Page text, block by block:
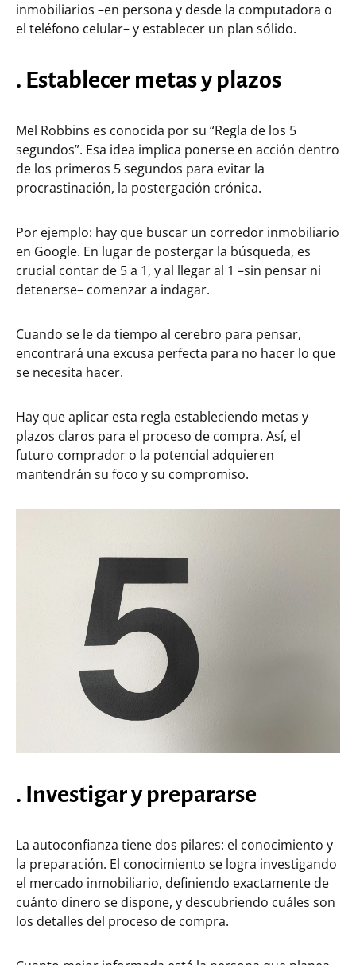
inmobiliarios –en persona y desde la computadora o
el teléfono celular– y establecer un plan sólido.
. Establecer metas y plazos
Mel Robbins es conocida por su “Regla de los 5
segundos”. Esa idea implica ponerse en acción dentro
de los primeros 5 segundos para evitar la
procrastinación, la postergación crónica.
Por ejemplo: hay que buscar un corredor inmobiliario
en Google. En lugar de postergar la búsqueda, es
crucial contar de 5 a 1, y al llegar al 1 –sin pensar ni
detenerse– comenzar a indagar.
Cuando se le da tiempo al cerebro para pensar,
encontrará una excusa perfecta para no hacer lo que
se necesita hacer.
Hay que aplicar esta regla estableciendo metas y
plazos claros para el proceso de compra. Así, el
futuro comprador o la potencial adquieren
mantendrán su foco y su compromiso.
. Investigar y prepararse
La autoconfianza tiene dos pilares: el conocimiento y
la preparación. El conocimiento se logra investigando
el mercado inmobiliario, definiendo exactamente de
cuánto dinero se dispone, y descubriendo cuáles son
los detalles del proceso de compra.